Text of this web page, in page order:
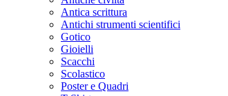
Antica scrittura
Antichi strumenti scientifici
Gotico
Gioielli
Scacchi
Scolastico
Poster e Quadri